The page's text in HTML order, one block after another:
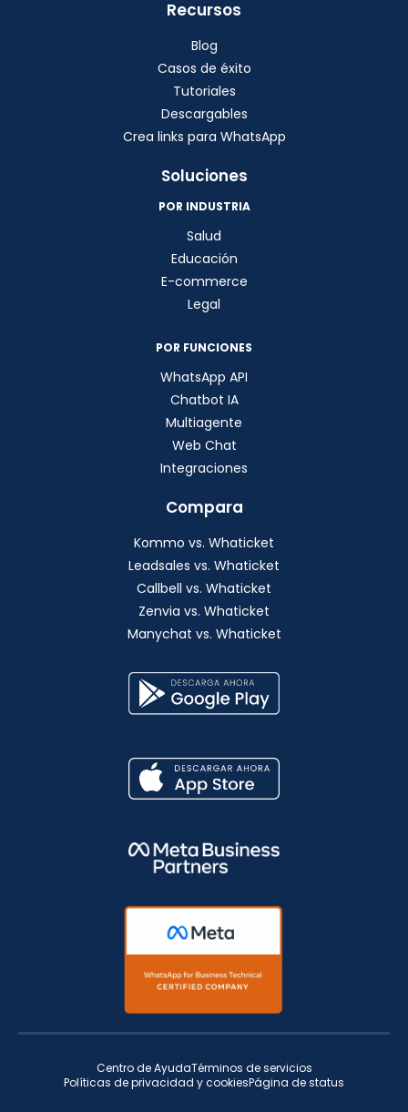
Recursos
Blog
Casos de éxito
Tutoriales
Descargables
Crea links para WhatsApp
Soluciones
POR INDUSTRIA
Salud
Educación
E-commerce
Legal
POR FUNCIONES
WhatsApp API
Chatbot IA
Multiagente
Web Chat
Integraciones
Compara
Kommo vs. Whaticket
Leadsales vs. Whaticket
Callbell vs. Whaticket
Zenvia vs. Whaticket
Manychat vs. Whaticket
Centro de AyudaTérminos de servicios
Políticas de privacidad y cookiesPágina de status